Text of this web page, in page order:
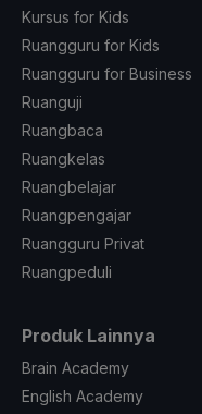
Kursus for Kids
Ruangguru for Kids
Ruangguru for Business
Ruanguji
Ruangbaca
Ruangkelas
Ruangbelajar
Ruangpengajar
Ruangguru Privat
Ruangpeduli
Produk Lainnya
Brain Academy
English Academy